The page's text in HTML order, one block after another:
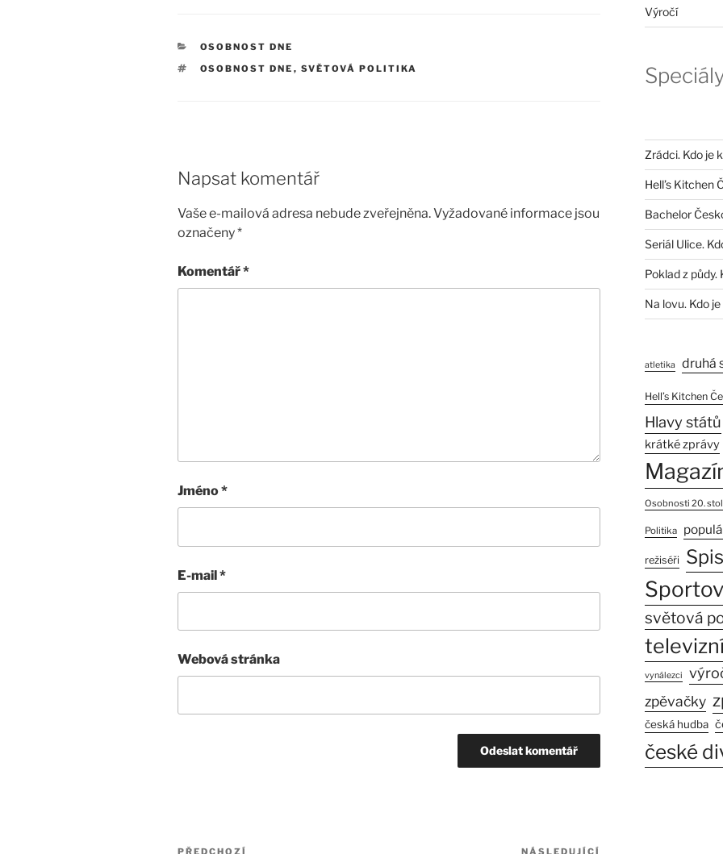
RUBRIKY
OSOBNOST DNE
ŠTÍTKY
OSOBNOST DNE , SVĚTOVÁ POLITIKA
Napsat komentář
Vaše e-mailová adresa nebude zveřejněna.Vyžadované informace jsou
označeny*
Komentář*
Jméno*
E-mail*
Webová stránka
Navigace
Výročí
Zrádci. Kdo je
Hell’s Kitchen
Bachelor
Seriál Ulice.
Poklad z půdy.
Na lovu. Kdo
atletika druhá
Hell’s Kitchen
Hlavy států
krátké zprávy
Osobnosti 20.
Politika
režiséři
světová
vynálezci
zpěvačky
česká hudba
české